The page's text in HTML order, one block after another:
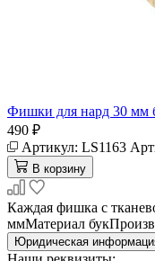
Фишки для нард 30 мм
490 ₽
Артикул: LS1163
В корзину
Каждая фишка с
ммМатериал
Юридическая